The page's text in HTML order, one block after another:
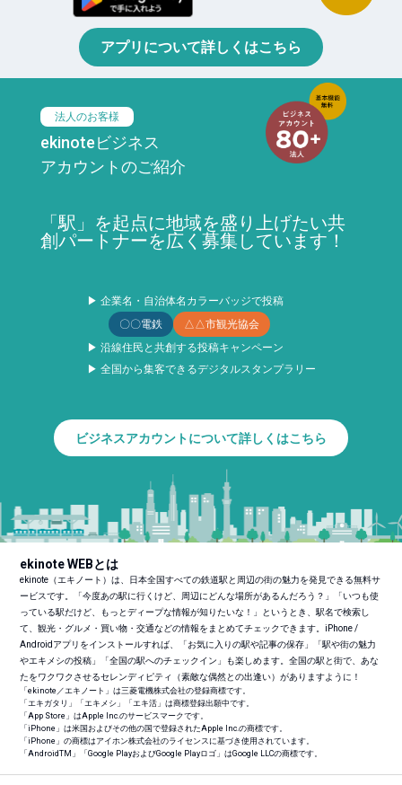
アプリについて詳しくはこちら
法人のお客様
ekinoteビジネス
アカウントのご紹介
「駅」を起点に地域を盛り上げたい共
創パートナーを広く募集しています！
▶ 企業名・自治体名カラーバッジで投稿
〇〇電鉄
△△市観光協会
▶ 沿線住民と共創する投稿キャンペーン
▶ 全国から集客できるデジタルスタンプラリー
ビジネスアカウントについて詳しくはこちら
ekinote WEBとは
ekinote（エキノート）は、日本全国すべての鉄道駅と周辺の街の魅力を発見できる無料サ
ービスです。「今度あの駅に行くけど、周辺にどんな場所があるんだろう？」「いつも使
っている駅だけど、もっとディープな情報が知りたいな！」というとき、駅名で検索し
て、観光・グルメ・買い物・交通などの情報をまとめてチェックできます。iPhone /
Androidアプリをインストールすれば、「お気に入りの駅や記事の保存」「駅や街の魅力
やエキメシの投稿」「全国の駅へのチェックイン」も楽しめます。全国の駅と街で、あな
たをワクワクさせるセレンディピティ（素敵な偶然との出逢い）がありますように！
「ekinote／エキノート」は三菱電機株式会社の登録商標です。
「エキガタリ」「エキメシ」「エキ活」は商標登録出願中です。
「App Store」はApple Inc.のサービスマークです。
「iPhone」は米国およびその他の国で登録されたApple Inc.の商標です。
「iPhone」の商標はアイホン株式会社のライセンスに基づき使用されています。
「AndroidTM 」「Google PlayおよびGoogle Playロゴ」はGoogle LLCの商標です。